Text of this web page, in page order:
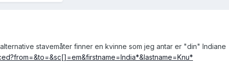
stavemåter finner en kvinne som jeg antar er "din" Indiane